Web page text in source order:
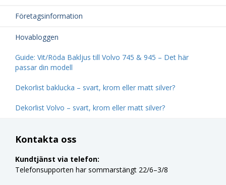
Företagsinformation
Hovabloggen
Guide: Vit/Röda Bakljus till Volvo 745 & 945 – Det här
passar din modell
Dekorlist baklucka – svart, krom eller matt silver?
Dekorlist Volvo – svart, krom eller matt silver?
Kontakta oss
Kundtjänst via telefon:
Telefonsupporten har sommarstängt 22/6–3/8